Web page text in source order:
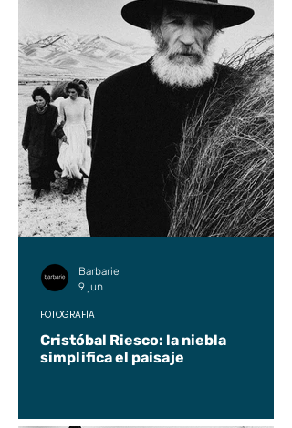
Cristóbal Riesco: la niebla
simplifica el paisaje
FOTOGRAFÍA
Barbarie
9 jun